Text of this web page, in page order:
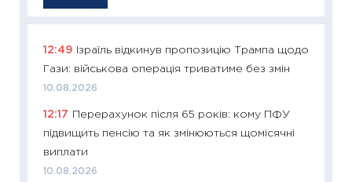
12:49
Ізраїль відкинув пропозицію Трампа щодо
Гази: військова операція триватиме без змін
10.08.2026
12:17
Перерахунок після 65 років: кому ПФУ
підвищить пенсію та як змінюються щомісячні
виплати
10.08.2026